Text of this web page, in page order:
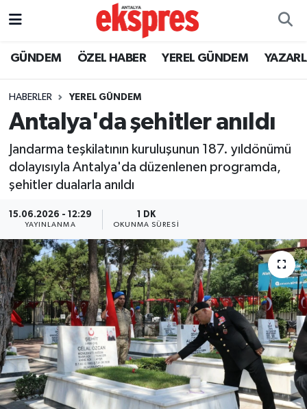
GÜNDEM ÖZEL HABER YEREL GÜNDEM
HABERLER YEREL GÜNDEM
Antalya'da şehitler anıldı
Jandarma teşkilatının kuruluşunun 187. yıldönümü
dolayısıyla Antalya'da düzenlenen programda,
şehitler dualarla anıldı
15.06.2026 - 12:29
YAYINLANMA
1 DK
OKUNMA SÜRESI
ÖZEL HABER
YEREL GÜNDEM
EKONOMİ
KÜLTÜR - SANAT
SPOR
SİYASET
SAĞLIK
DÜNYA
EĞİTİM
TURİZM
Nöbetçi Eczaneler
Trafik Durumu
Süper Lig Puan Durumu ve Fikstür
Tüm Manşetler
Son Dakika Haberleri
Haber Arşivi